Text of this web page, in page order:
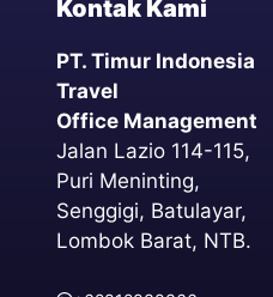
Kontak Kami
PT. Timur Indonesia
Travel
Office Management
Jalan Lazio 114-115,
Puri Meninting,
Senggigi, Batulayar,
Lombok Barat, NTB.